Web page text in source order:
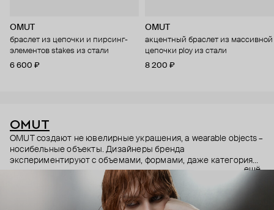
OMUT
браслет из цепочки и пирсинг-
элементов stakes из стали
6 600 ₽
OMUT
акцентный браслет из массивной
цепочки ploy из стали
8 200 ₽
OMUT
OMUT создают не ювелирные украшения, а wearable objects –
носибельные объекты. Дизайнеры бренда
экспериментируют с объемами, формами, даже категориями
украшений (цепи – не только на шею, но и на тело). В
результате получаются лаконичные украшения, но всегда с
неожиданными деталями: колье с пирсингом, шипованные
сердца и серьги-цепи. Украшения OMUT носят стилисты,
ещё